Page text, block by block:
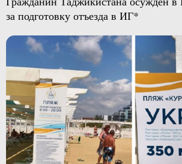
за подготовку отъезда в ИГ*